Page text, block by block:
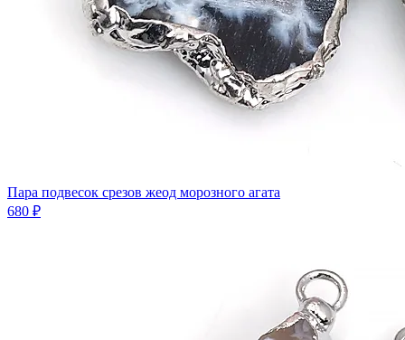
Пара подвесок срезов жеод морозного агата
680 ₽